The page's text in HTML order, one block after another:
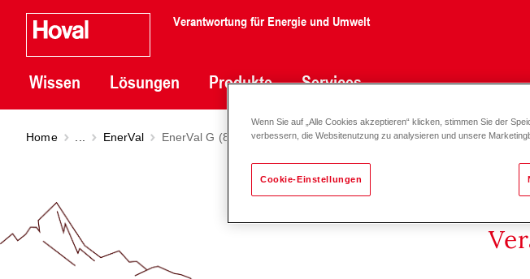
Verantwortung für Energie und Umwelt
Wissen Lösungen Produkte Services
Home EnerVal EnerVal G (800-6000)
Wenn Sie auf „Alle Cookies akzeptieren“ klicken, stimmen Sie der
verbessern, die Websitenutzung zu analysieren und unsere
Cookie-Einstellungen